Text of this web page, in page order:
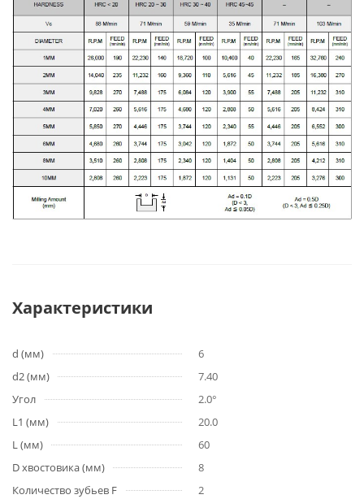
Характеристики
d (мм)
6
d2 (мм)
7.40
Угол
2.0°
L1 (мм)
20.0
L (мм)
60
D хвостовика (мм)
8
Количество зубьев F
2